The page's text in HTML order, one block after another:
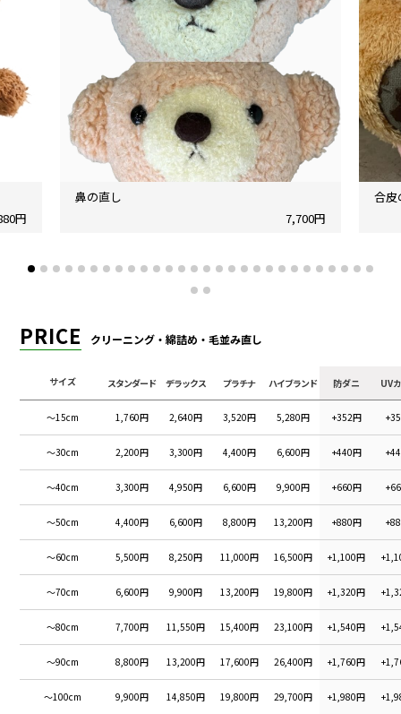
円
鼻の直し
7,700円
合皮
PRICE クリーニング・綿詰め・毛並み直し
サイズ スタンダード デラックス プラチナ ハイブランド 防ダニ UV
～15cm 1,760円 2,640円 3,520円 5,280円 +352円
～30cm 2,200円 3,300円 4,400円 6,600円 +440円
～40cm 3,300円 4,950円 6,600円 9,900円 +660円
～50cm 4,400円 6,600円 8,800円 13,200円 +880円
～60cm 5,500円 8,250円 11,000円 16,500円 +1,100円
～70cm 6,600円 9,900円 13,200円 19,800円 +1,320円
～80cm 7,700円 11,550円 15,400円 23,100円 +1,540円
～90cm 8,800円 13,200円 17,600円 26,400円 +1,760円
～100cm 9,900円 14,850円 19,800円 29,700円 +1,980円